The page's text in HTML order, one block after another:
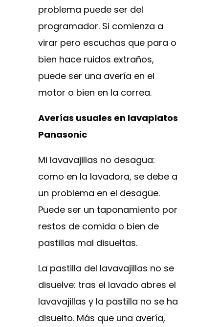
problema puede ser del
programador. Si comienza a
virar pero escuchas que para o
bien hace ruidos extraños,
puede ser una avería en el
motor o bien en la correa.
Averías usuales en lavaplatos
Panasonic
Mi lavavajillas no desagua:
como en la lavadora, se debe a
un problema en el desagüe.
Puede ser un taponamiento por
restos de comida o bien de
pastillas mal disueltas.
La pastilla del lavavajillas no se
disuelve: tras el lavado abres el
lavavajillas y la pastilla no se ha
disuelto. Más que una avería,